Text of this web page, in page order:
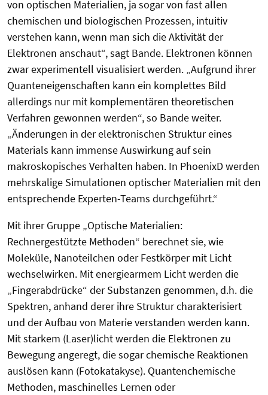
von optischen Materialien, ja sogar von fast allen
chemischen und biologischen Prozessen, intuitiv
verstehen kann, wenn man sich die Aktivität der
Elektronen anschaut“, sagt Bande. Elektronen können
zwar experimentell visualisiert werden. „Aufgrund ihrer
Quanteneigenschaften kann ein komplettes Bild
allerdings nur mit komplementären theoretischen
Verfahren gewonnen werden“, so Bande weiter.
„Änderungen in der elektronischen Struktur eines
Materials kann immense Auswirkung auf sein
makroskopisches Verhalten haben. In PhoenixD werden
mehrskalige Simulationen optischer Materialien mit den
entsprechende Experten-Teams durchgeführt.“
Mit ihrer Gruppe „Optische Materialien:
Rechnergestützte Methoden“ berechnet sie, wie
Moleküle, Nanoteilchen oder Festkörper mit Licht
wechselwirken. Mit energiearmem Licht werden die
„Fingerabdrücke“ der Substanzen genommen, d.h. die
Spektren, anhand derer ihre Struktur charakterisiert
und der Aufbau von Materie verstanden werden kann.
Mit starkem (Laser)licht werden die Elektronen zu
Bewegung angeregt, die sogar chemische Reaktionen
auslösen kann (Fotokatakyse). Quantenchemische
Methoden, maschinelles Lernen oder